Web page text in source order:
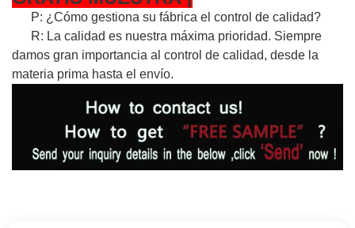
P: ¿Cómo gestiona su fábrica el control de calidad?
R: La calidad es nuestra máxima prioridad. Siempre
damos gran importancia al control de calidad, desde la
materia prima hasta el envío.